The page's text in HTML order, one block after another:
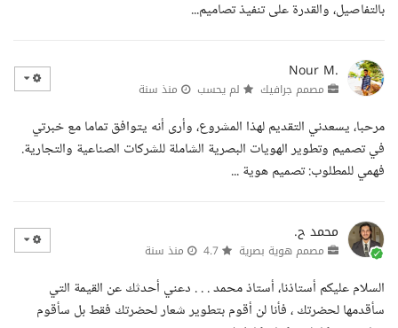
بالتفاصيل، والقدرة على تنفيذ تصاميم...
Nour M.
مصمم جرافيك لم يحسب منذ سنة
مرحبا، يسعدني التقديم لهذا المشروع، وأرى أنه يتوافق تماما مع خبرتي
في تصميم وتطوير الهويات البصرية الشاملة للشركات الصناعية والتجارية.
فهمي للمطلوب: تصميم هوية ...
محمد ح.
مصمم هوية بصرية منذ سنة
السلام عليكم أستاذنا، أستاذ محمد . . . دعني أحدثك عن القيمة التي
سأقدمها لحضرتك ، فأنا لن أقوم بتطوير شعار لحضرتك فقط بل سأقوم